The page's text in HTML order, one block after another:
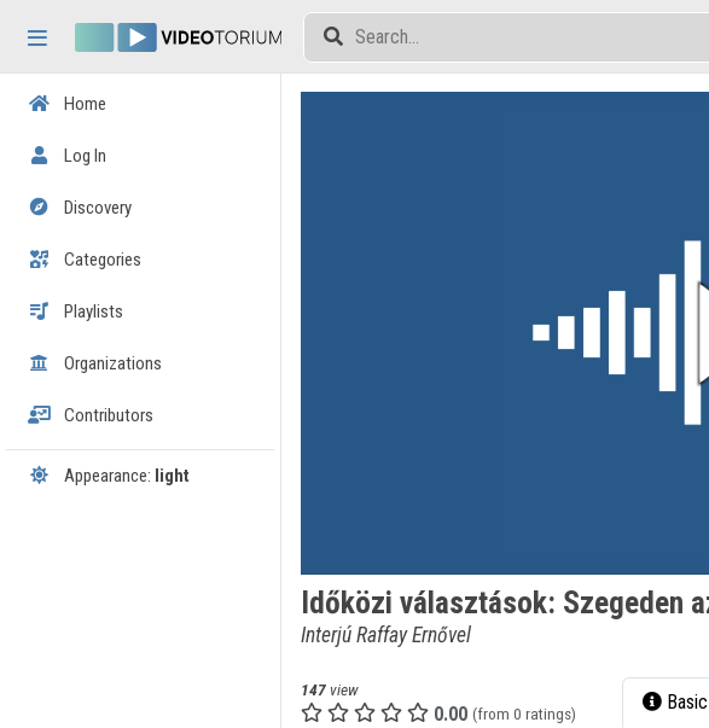
Home
Log In
Discovery
Categories
Playlists
Organizations
Contributors
Appearance: light
Időközi választások: Szegeden
Interjú Raffay Ernővel
147view
0.00 (from 0 ratings)